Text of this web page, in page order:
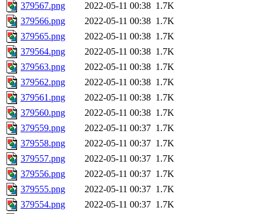
379567.png
2022-05-11 00:38 1.7K
379566.png
2022-05-11 00:38 1.7K
379565.png
2022-05-11 00:38 1.7K
379564.png
2022-05-11 00:38 1.7K
379563.png
2022-05-11 00:38 1.7K
379562.png
2022-05-11 00:38 1.7K
379561.png
2022-05-11 00:38 1.7K
379560.png
2022-05-11 00:38 1.7K
379559.png
2022-05-11 00:37 1.7K
379558.png
2022-05-11 00:37 1.7K
379557.png
2022-05-11 00:37 1.7K
379556.png
2022-05-11 00:37 1.7K
379555.png
2022-05-11 00:37 1.7K
379554.png
2022-05-11 00:37 1.7K